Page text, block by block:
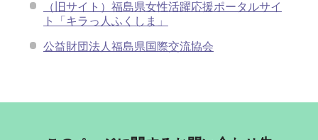
（旧サイト）福島県女性活躍応援ポータルサイ
ト「キラっ人ふくしま」
公益財団法人福島県国際交流協会